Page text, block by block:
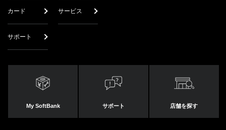
カード サービス
サポート
My SoftBank サポート 店舗を探す